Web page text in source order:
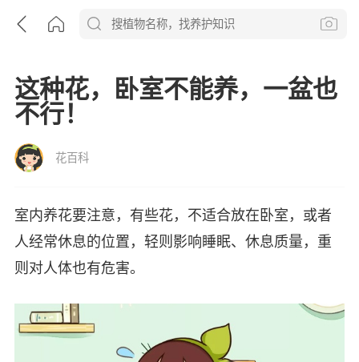
这种花，卧室不能养，一盆也
不行！
花百科
室内养花要注意，有些花，不适合放在卧室，或者
人经常休息的位置，轻则影响睡眠、休息质量，重
则对人体也有危害。